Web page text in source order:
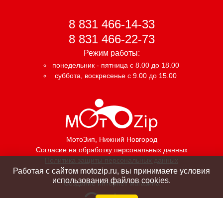
МотоЗип , Нижний Новгород
Согласие на обработку персональных данных
Политика защиты персональных данных
8 831 466-14-33
8 831 466-22-73
Режим работы:
понедельник - пятница с 8.00 до 18.00
суббота, воскресенье с 9.00 до 15.00
Создание интернет магазина
Работая с сайтом motozip.ru, вы принимаете условия
использования файлов cookies.